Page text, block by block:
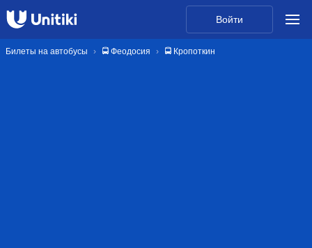
Войти
Билеты на автобусы 🚍 Феодосия 🚍 Кропоткин